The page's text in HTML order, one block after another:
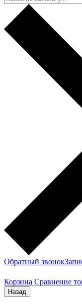
Обратный звонок
Корзина Сравнение
Назад